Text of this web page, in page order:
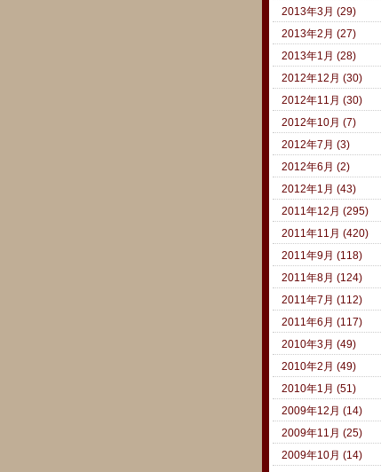
2013年3月 (29)
2013年2月 (27)
2013年1月 (28)
2012年12月 (30)
2012年11月 (30)
2012年10月 (7)
2012年7月 (3)
2012年6月 (2)
2012年1月 (43)
2011年12月 (295)
2011年11月 (420)
2011年9月 (118)
2011年8月 (124)
2011年7月 (112)
2011年6月 (117)
2010年3月 (49)
2010年2月 (49)
2010年1月 (51)
2009年12月 (14)
2009年11月 (25)
2009年10月 (14)